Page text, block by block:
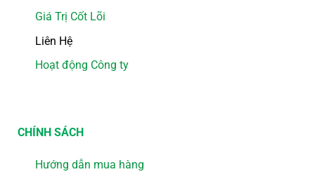
Giá Trị Cốt Lõi
Liên Hệ
Hoạt động Công ty
CHÍNH SÁCH
Hướng dẫn mua hàng